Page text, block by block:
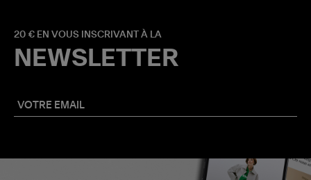
20 € EN VOUS INSCRIVANT À LA
NEWSLETTER